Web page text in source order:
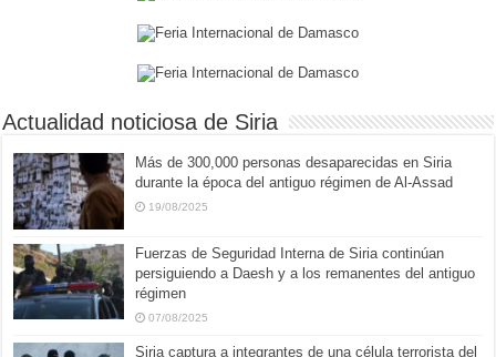
Actualidad noticiosa de Siria
Más de 300,000 personas desaparecidas en Siria
durante la época del antiguo régimen de Al-Assad
19/08/2025
Fuerzas de Seguridad Interna de Siria continúan
persiguiendo a Daesh y a los remanentes del antiguo
régimen
07/08/2025
Siria captura a integrantes de una célula terrorista del